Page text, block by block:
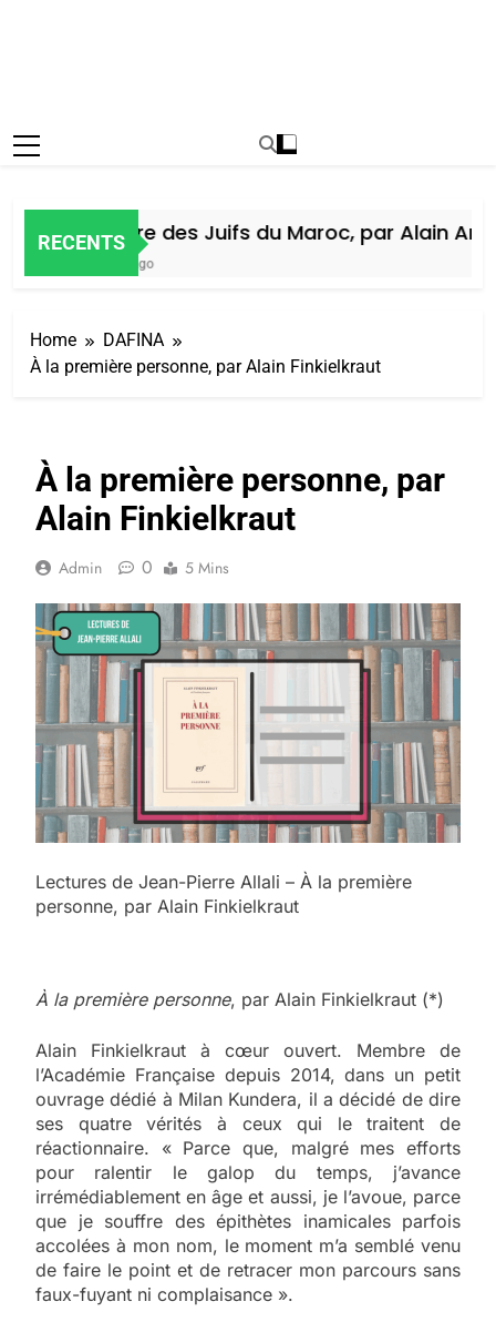
RECENTS
Histoire des Juifs du Maroc, par Alain Amiel
Home
DAFINA
À la première personne, par Alain Finkielkraut
À la première personne, par
Alain Finkielkraut
Admin 0 5 Mins
Lectures de Jean-Pierre Allali – À la première
personne, par Alain Finkielkraut
À la première personne, par Alain Finkielkraut (*)
Alain Finkielkraut à cœur ouvert. Membre de
l’Académie Française depuis 2014, dans un petit
ouvrage dédié à Milan Kundera, il a décidé de dire
ses quatre vérités à ceux qui le traitent de
réactionnaire. « Parce que, malgré mes efforts
pour ralentir le galop du temps, j’avance
irrémédiablement en âge et aussi, je l’avoue, parce
que je souffre des épithètes inamicales parfois
accolées à mon nom, le moment m’a semblé venu
de faire le point et de retracer mon parcours sans
faux-fuyant ni complaisance ».